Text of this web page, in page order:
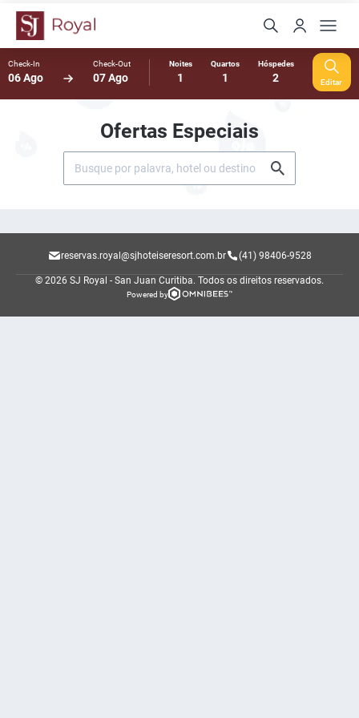
Check-In
06 Ago
Check-Out
07 Ago
Noites
1
Quartos
1
Hóspedes
2 Editar
Ofertas Especiais
reservas.royal@sjhoteiseresort.com.br (41) 98406-9528
© 2026 SJ Royal - San Juan Curitiba. Todos os direitos reservados.
Powered by